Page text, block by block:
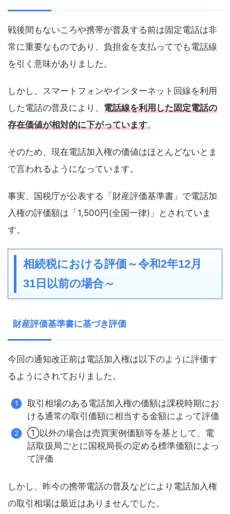
戦後間もないころや携帯が普及する前は固定電話は非
常に重要なものであり、負担金を支払ってでも電話線
を引く意味がありました。
しかし、スマートフォンやインターネット回線を利用
した電話の普及により、 電話線を利用した固定電話の
存在価値が相対的に下がっています。
そのため、現在電話加入権の価値はほとんどないとま
で言われるようになっています。
事実、国税庁が公表する「財産評価基準書」で電話加
入権の評価額は「1,500円(全国一律)」とされていま
す。
相続税における評価～令和2年12月
31日以前の場合～
財産評価基準書に基づき評価
今回の通知改正前は電話加入権は以下のように評価す
るようにされておりました。
取引相場のある電話加入権の価額は課税時期にお
ける通常の取引価額に相当する金額によって評価
①以外の場合は売買実例価額等を基として、電
話取扱局ごとに国税局長の定める標準価額によっ
て評価
しかし、昨今の携帯電話の普及などにより電話加入権
の取引相場は最近はありませんでした。